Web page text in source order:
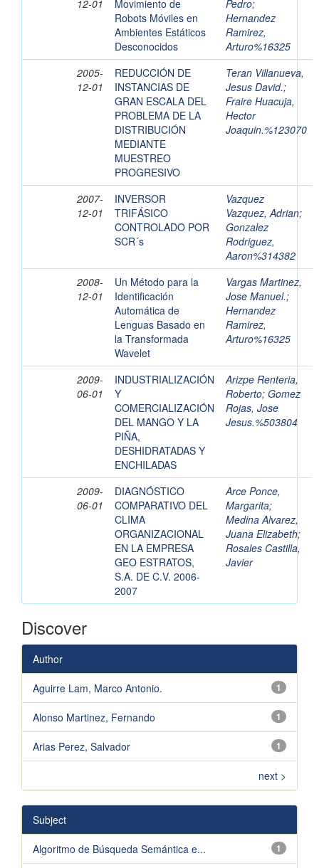
12-01
Movimiento de
Robots Móviles en
Ambientes Estáticos
Desconocidos
Pedro;
Hernandez
Ramirez,
Arturo%16325
2005-
12-01
REDUCCIÓN DE
INSTANCIAS DE
GRAN ESCALA DEL
PROBLEMA DE LA
DISTRIBUCIÓN
MEDIANTE
MUESTREO
PROGRESIVO
Teran Villanueva,
Jesus David.;
Fraire Huacuja,
Hector
Joaquin.%123070
2007-
12-01
INVERSOR
TRIFÁSICO
CONTROLADO POR
SCR´s
Vazquez
Vazquez, Adrian;
Gonzalez
Rodriguez,
Aaron%314382
2008-
12-01
Un Método para la
Identificación
Automática de
Lenguas Basado en
la Transformada
Wavelet
Vargas Martinez,
Jose Manuel.;
Hernandez
Ramirez,
Arturo%16325
2009-
06-01
INDUSTRIALIZACIÓN
Y
COMERCIALIZACIÓN
DEL MANGO Y LA
PIÑA,
DESHIDRATADAS Y
ENCHILADAS
Arizpe Renteria,
Roberto; Gomez
Rojas, Jose
Jesus.%503804
2009-
06-01
DIAGNÓSTICO
COMPARATIVO DEL
CLIMA
ORGANIZACIONAL
EN LA EMPRESA
GEO ESTRATOS,
S.A. DE C.V. 2006-
2007
Arce Ponce,
Margarita;
Medina Alvarez,
Juana Elizabeth;
Rosales Castilla,
Javier
Discover
Author
1
Aguirre Lam, Marco Antonio.
1
Alonso Martinez, Fernando
1
Arias Perez, Salvador
next >
Subject
1
Algoritmo de Búsqueda Semántica e...